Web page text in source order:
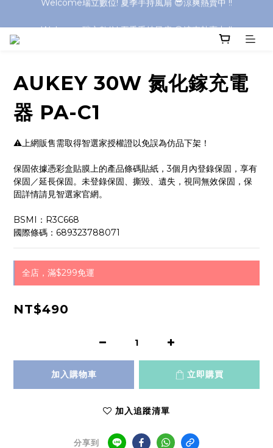
Welcome瑞立數位! 夏季手持風扇 😎涼爽熱賣中 !!
AUKEY 30W 氮化鎵充電
器 PA-C1
⚠️上網販售需取得智選家授權證以免誤為仿品下架！
保固依據憑彩盒貼膜上的產品條碼貼紙，3個月內登錄保固，享有
保固／延長保固。未登錄保固、撕毀、遺失，視同無效保固，保
固詳情請見智選家官網。
BSMI：R3C668
國際條碼：689323788071
全店，滿$299免運
NT$490
加入購物車 立即購買
加入追蹤清單
分享到